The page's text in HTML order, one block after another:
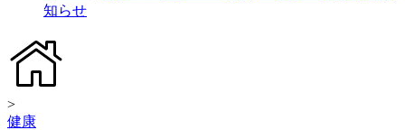
知らせ
>
健康